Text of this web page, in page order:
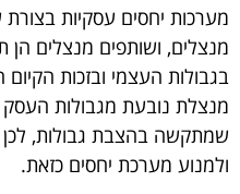
מערכות יחסים עסקיות
מנצלים, ושותפים מנצלים
בגבולות העצמי ובזכות
מנצלת נובעת מגבולות
שמתקשה בהצבת גבולות,
ולמנוע מערכת יחסים כזאת.